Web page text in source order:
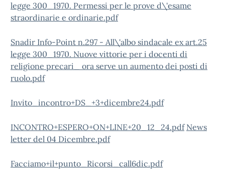
legge 300_1970. Permessi per le prove d\'esame
straordinarie e ordinarie.pdf
Snadir Info-Point n.297 - All\'albo sindacale ex art.25
legge 300_1970. Nuove vittorie per i docenti di
religione precari_ ora serve un aumento dei posti di
ruolo.pdf
Invito_incontro+DS_+3+dicembre24.pdf
INCONTRO+ESPERO+ON+LINE+20_12_24.pdf News
letter del 04 Dicembre.pdf
Facciamo+il+punto_Ricorsi_call6dic.pdf